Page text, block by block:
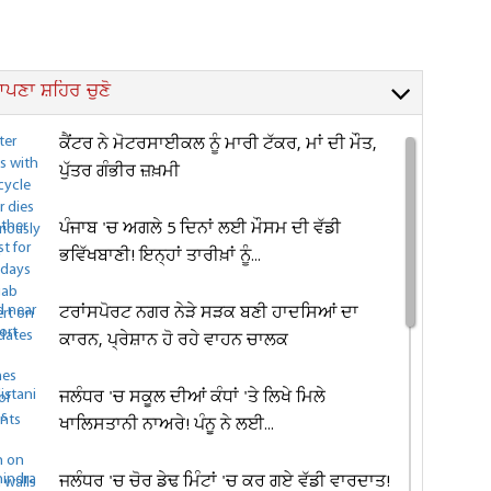
ਸ਼ਹਿਰ ਚੁਣੋ
ਕੈਂਟਰ ਨੇ ਮੋਟਰਸਾਈਕਲ ਨੂੰ ਮਾਰੀ ਟੱਕਰ, ਮਾਂ ਦੀ ਮੌਤ,
ਪੁੱਤਰ ਗੰਭੀਰ ਜ਼ਖ਼ਮੀ
ਪੰਜਾਬ 'ਚ ਅਗਲੇ 5 ਦਿਨਾਂ ਲਈ ਮੌਸਮ ਦੀ ਵੱਡੀ
ਭਵਿੱਖਬਾਣੀ! ਇਨ੍ਹਾਂ ਤਾਰੀਖ਼ਾਂ ਨੂੰ...
ਟਰਾਂਸਪੋਰਟ ਨਗਰ ਨੇੜੇ ਸੜਕ ਬਣੀ ਹਾਦਸਿਆਂ ਦਾ
ਕਾਰਨ, ਪ੍ਰੇਸ਼ਾਨ ਹੋ ਰਹੇ ਵਾਹਨ ਚਾਲਕ
ਜਲੰਧਰ 'ਚ ਸਕੂਲ ਦੀਆਂ ਕੰਧਾਂ 'ਤੇ ਲਿਖੇ ਮਿਲੇ
ਖਾਲਿਸਤਾਨੀ ਨਾਅਰੇ! ਪੰਨੂ ਨੇ ਲਈ...
ਜਲੰਧਰ 'ਚ ਚੋਰ ਡੇਢ ਮਿੰਟਾਂ 'ਚ ਕਰ ਗਏ ਵੱਡੀ ਵਾਰਦਾਤ!